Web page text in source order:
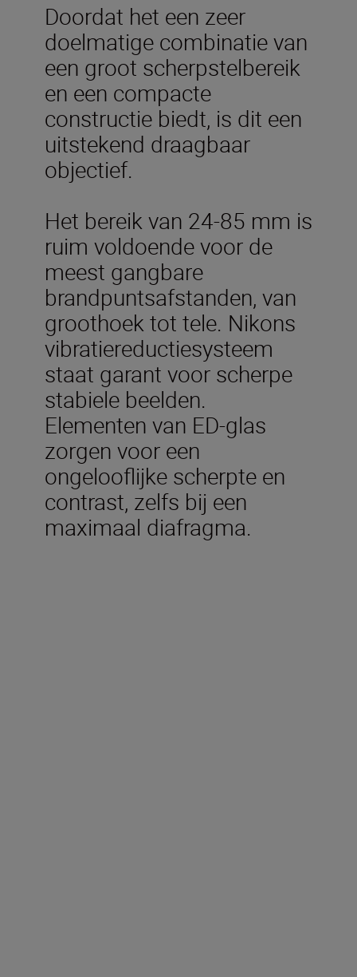
Doordat het een zeer
doelmatige combinatie van
een groot scherpstelbereik
en een compacte
constructie biedt, is dit een
uitstekend draagbaar
objectief.
Het bereik van 24-85 mm is
ruim voldoende voor de
meest gangbare
brandpuntsafstanden, van
groothoek tot tele. Nikons
vibratiereductiesysteem
staat garant voor scherpe
stabiele beelden.
Elementen van ED-glas
zorgen voor een
ongelooflijke scherpte en
contrast, zelfs bij een
maximaal diafragma.